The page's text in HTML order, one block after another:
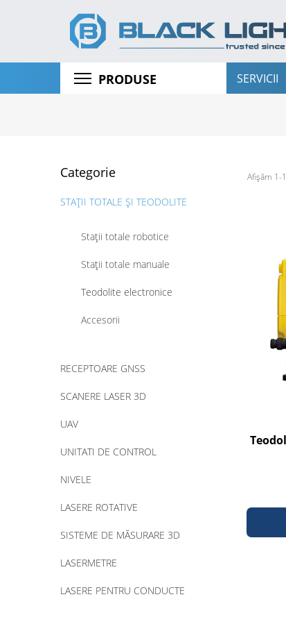
PRODUSE SERVICII
Categorie
STAȚII TOTALE ȘI TEODOLITE
Stații totale robotice
Stații totale manuale
Teodolite electronice
Accesorii
RECEPTOARE GNSS
SCANERE LASER 3D
UAV
UNITATI DE CONTROL
NIVELE
LASERE ROTATIVE
SISTEME DE MĂSURARE 3D
LASERMETRE
LASERE PENTRU CONDUCTE
Afișăm 1-